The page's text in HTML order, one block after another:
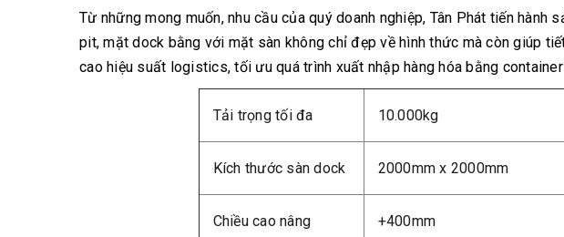
Từ những mong muốn, nhu cầu của quý doanh nghiệp, Tân Phát tiến
pit, mặt dock bằng với mặt sàn không chỉ đẹp về hình thức mà còn giúp
cao hiệu suất logistics, tối ưu quá trình xuất nhập hàng hóa bằng
Tải trọng tối đa 10.000kg
Kích thước sàn dock 2000mm x 2000mm
Chiều cao nâng +400mm